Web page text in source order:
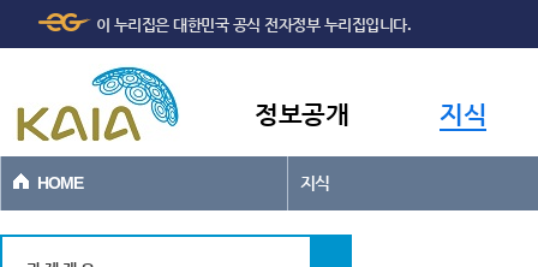
본문바로가기
이 누리집은 대한민국 공식 전자정부 누리집입니다.
정보공개 지식
HOME 지식